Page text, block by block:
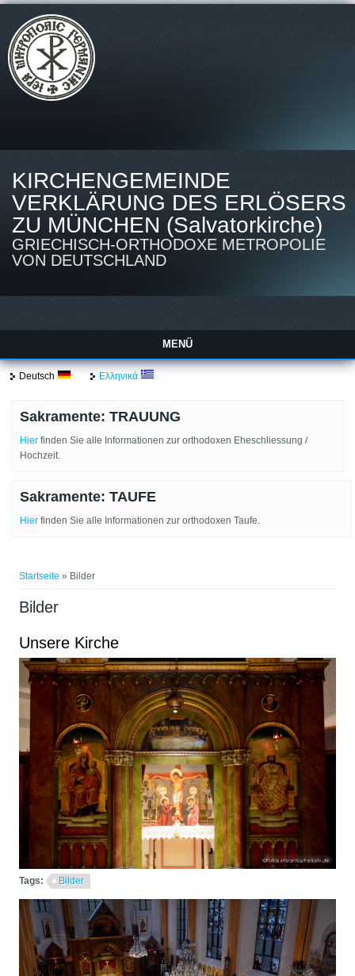
KIRCHENGEMEINDE
VERKLÄRUNG DES ERLÖSERS
ZU MÜNCHEN (Salvatorkirche)
GRIECHISCH-ORTHODOXE METROPOLIE
VON DEUTSCHLAND
MENÜ
Deutsch Ελληνικά
Sakramente: TRAUUNG
Hier finden Sie alle Informationen zur orthodoxen Eheschliessung /
Hochzeit.
Sakramente: TAUFE
Hier finden Sie alle Informationen zur orthodoxen Taufe.
Startseite » Bilder
Bilder
Unsere Kirche
Tags: Bilder